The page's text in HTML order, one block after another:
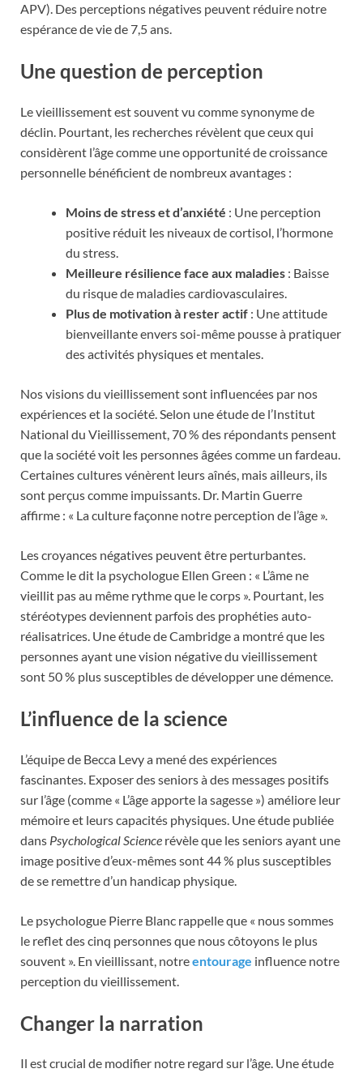
APV). Des perceptions négatives peuvent réduire notre
espérance de vie de 7,5 ans.
Une question de perception
Le vieillissement est souvent vu comme synonyme de
déclin. Pourtant, les recherches révèlent que ceux qui
considèrent l’âge comme une opportunité de croissance
personnelle bénéficient de nombreux avantages :
Moins de stress et d’anxiété : Une perception
positive réduit les niveaux de cortisol, l’hormone
du stress.
Meilleure résilience face aux maladies : Baisse
du risque de maladies cardiovasculaires.
Plus de motivation à rester actif : Une attitude
bienveillante envers soi-même pousse à pratiquer
des activités physiques et mentales.
Nos visions du vieillissement sont influencées par nos
expériences et la société. Selon une étude de l’Institut
National du Vieillissement, 70 % des répondants pensent
que la société voit les personnes âgées comme un fardeau.
Certaines cultures vénèrent leurs aînés, mais ailleurs, ils
sont perçus comme impuissants. Dr. Martin Guerre
affirme : « La culture façonne notre perception de l’âge ».
Les croyances négatives peuvent être perturbantes.
Comme le dit la psychologue Ellen Green : « L’âme ne
vieillit pas au même rythme que le corps ». Pourtant, les
stéréotypes deviennent parfois des prophéties auto-
réalisatrices. Une étude de Cambridge a montré que les
personnes ayant une vision négative du vieillissement
sont 50 % plus susceptibles de développer une démence.
L’influence de la science
L’équipe de Becca Levy a mené des expériences
fascinantes. Exposer des seniors à des messages positifs
sur l’âge (comme « L’âge apporte la sagesse ») améliore leur
mémoire et leurs capacités physiques. Une étude publiée
dans Psychological Science révèle que les seniors ayant une
image positive d’eux-mêmes sont 44 % plus susceptibles
de se remettre d’un handicap physique.
Le psychologue Pierre Blanc rappelle que « nous sommes
le reflet des cinq personnes que nous côtoyons le plus
souvent ». En vieillissant, notreentourage influence notre
perception du vieillissement.
Changer la narration
Il est crucial de modifier notre regard sur l’âge. Une étude